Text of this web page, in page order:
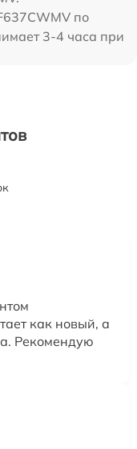
по
3-4 часа при
как новый, а
Рекомендую